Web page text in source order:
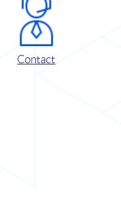
Contact